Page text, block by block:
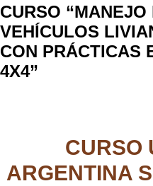
CURSO
VEHÍCULOS
CON PRÁCTICAS
4X4”
CURSO
ARGENTINA